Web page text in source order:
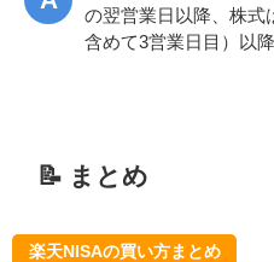
の翌営業日以降、株式
含めて3営業日目）以
📝 まとめ
楽天NISAの買い方まとめ